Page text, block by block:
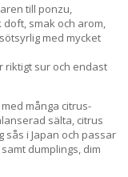
till ponzu,
smak och arom,
med mycket
riktigt sur och endast
många citrus-
sälta, citrus
sås i Japan och passar
dumplings, dim